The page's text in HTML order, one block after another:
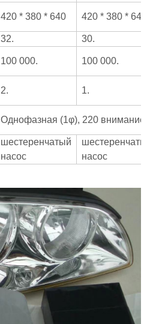
420 * 380 * 640 420 * 380 * 640
32.
30.
100 000. 100 000.
2. 1.
Однофазная (1φ), 220 внимание
шестеренчатый
насос
насос